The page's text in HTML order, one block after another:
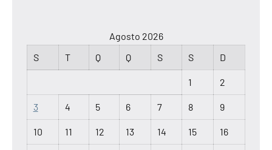
Agosto 2026
S
T Q Q S S D
1 2
3 4 5 6 7 8 9
10 11 12 13 14 15 16